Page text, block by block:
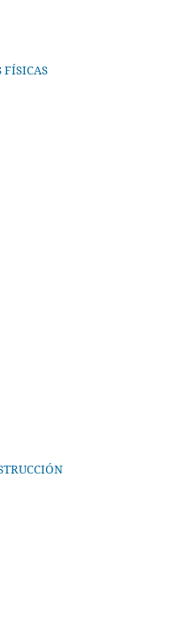
FÍSICAS